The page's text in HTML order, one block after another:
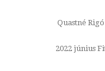
Quastné
2022 június